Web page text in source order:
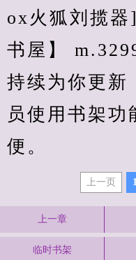
ox火狐刘揽
书屋】
持续为你更新
员使用书架功
便。
上一页
上一章
临时书架